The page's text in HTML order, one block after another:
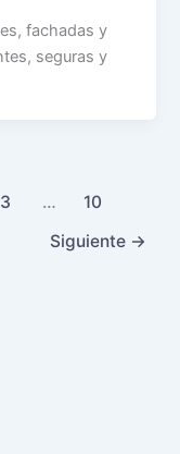
fachadas y
seguras y
3 …
10
Siguiente →